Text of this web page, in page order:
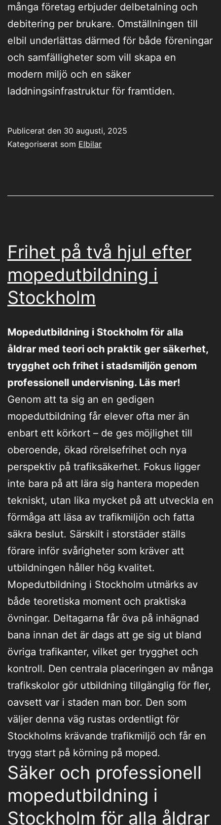
många företag erbjuder delbetalning och
debitering per brukare. Omställningen till
elbil underlättas därmed för både föreningar
och samfälligheter som vill skapa en
modern miljö och en säker
laddningsinfrastruktur för framtiden.
Publicerat den 30 augusti, 2025
Kategoriserat som Elbilar
Frihet på två hjul efter
mopedutbildning i
Stockholm
Mopedutbildning i Stockholm för alla
åldrar med teori och praktik ger säkerhet,
trygghet och frihet i stadsmiljön genom
professionell undervisning. Läs mer!
Genom att ta sig an en gedigen
mopedutbildning får elever ofta mer än
enbart ett körkort – de ges möjlighet till
oberoende, ökad rörelsefrihet och nya
perspektiv på trafiksäkerhet. Fokus ligger
inte bara på att lära sig hantera mopeden
tekniskt, utan lika mycket på att utveckla en
förmåga att läsa av trafikmiljön och fatta
säkra beslut. Särskilt i storstäder ställs
förare inför svårigheter som kräver att
utbildningen håller hög kvalitet.
Mopedutbildning i Stockholm utmärks av
både teoretiska moment och praktiska
övningar. Deltagarna får öva på inhägnad
bana innan det är dags att ge sig ut bland
övriga trafikanter, vilket ger trygghet och
kontroll. Den centrala placeringen av många
trafikskolor gör utbildning tillgänglig för fler,
oavsett var i staden man bor. Den som
väljer denna väg rustas ordentligt för
Stockholms krävande trafikmiljö och får en
trygg start på körning på moped.
Säker och professionell
mopedutbildning i
Stockholm för alla åldrar